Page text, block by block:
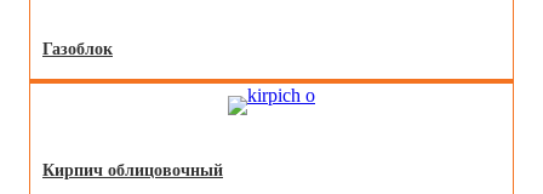
Газоблок
Кирпич облицовочный